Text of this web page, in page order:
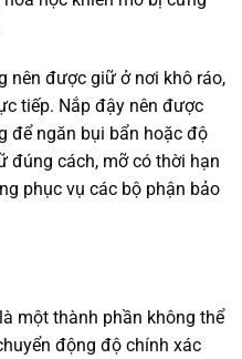
nên được giữ ở nơi khô ráo,
tiếp. Nắp đậy nên được
để ngăn bụi bẩn hoặc độ
đúng cách, mỡ có thời hạn
phục vụ các bộ phận bảo
một thành phần không thể
động độ chính xác